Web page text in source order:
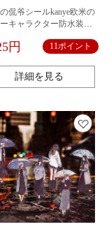
侃爷シールkanye欧米の
キャラクター防水装飾
円 11ポイント
詳細を見る